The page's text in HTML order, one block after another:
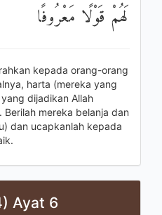
لَهُمْ قَوْلًا مَعْرُوفًا
kepada orang-orang
harta (mereka yang
dijadikan Allah
mereka belanja dan
dan ucapkanlah kepada
Ayat 6